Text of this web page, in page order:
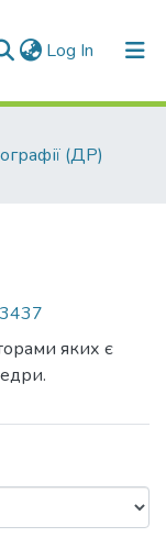
Log In (current)
(ДР)
яких є